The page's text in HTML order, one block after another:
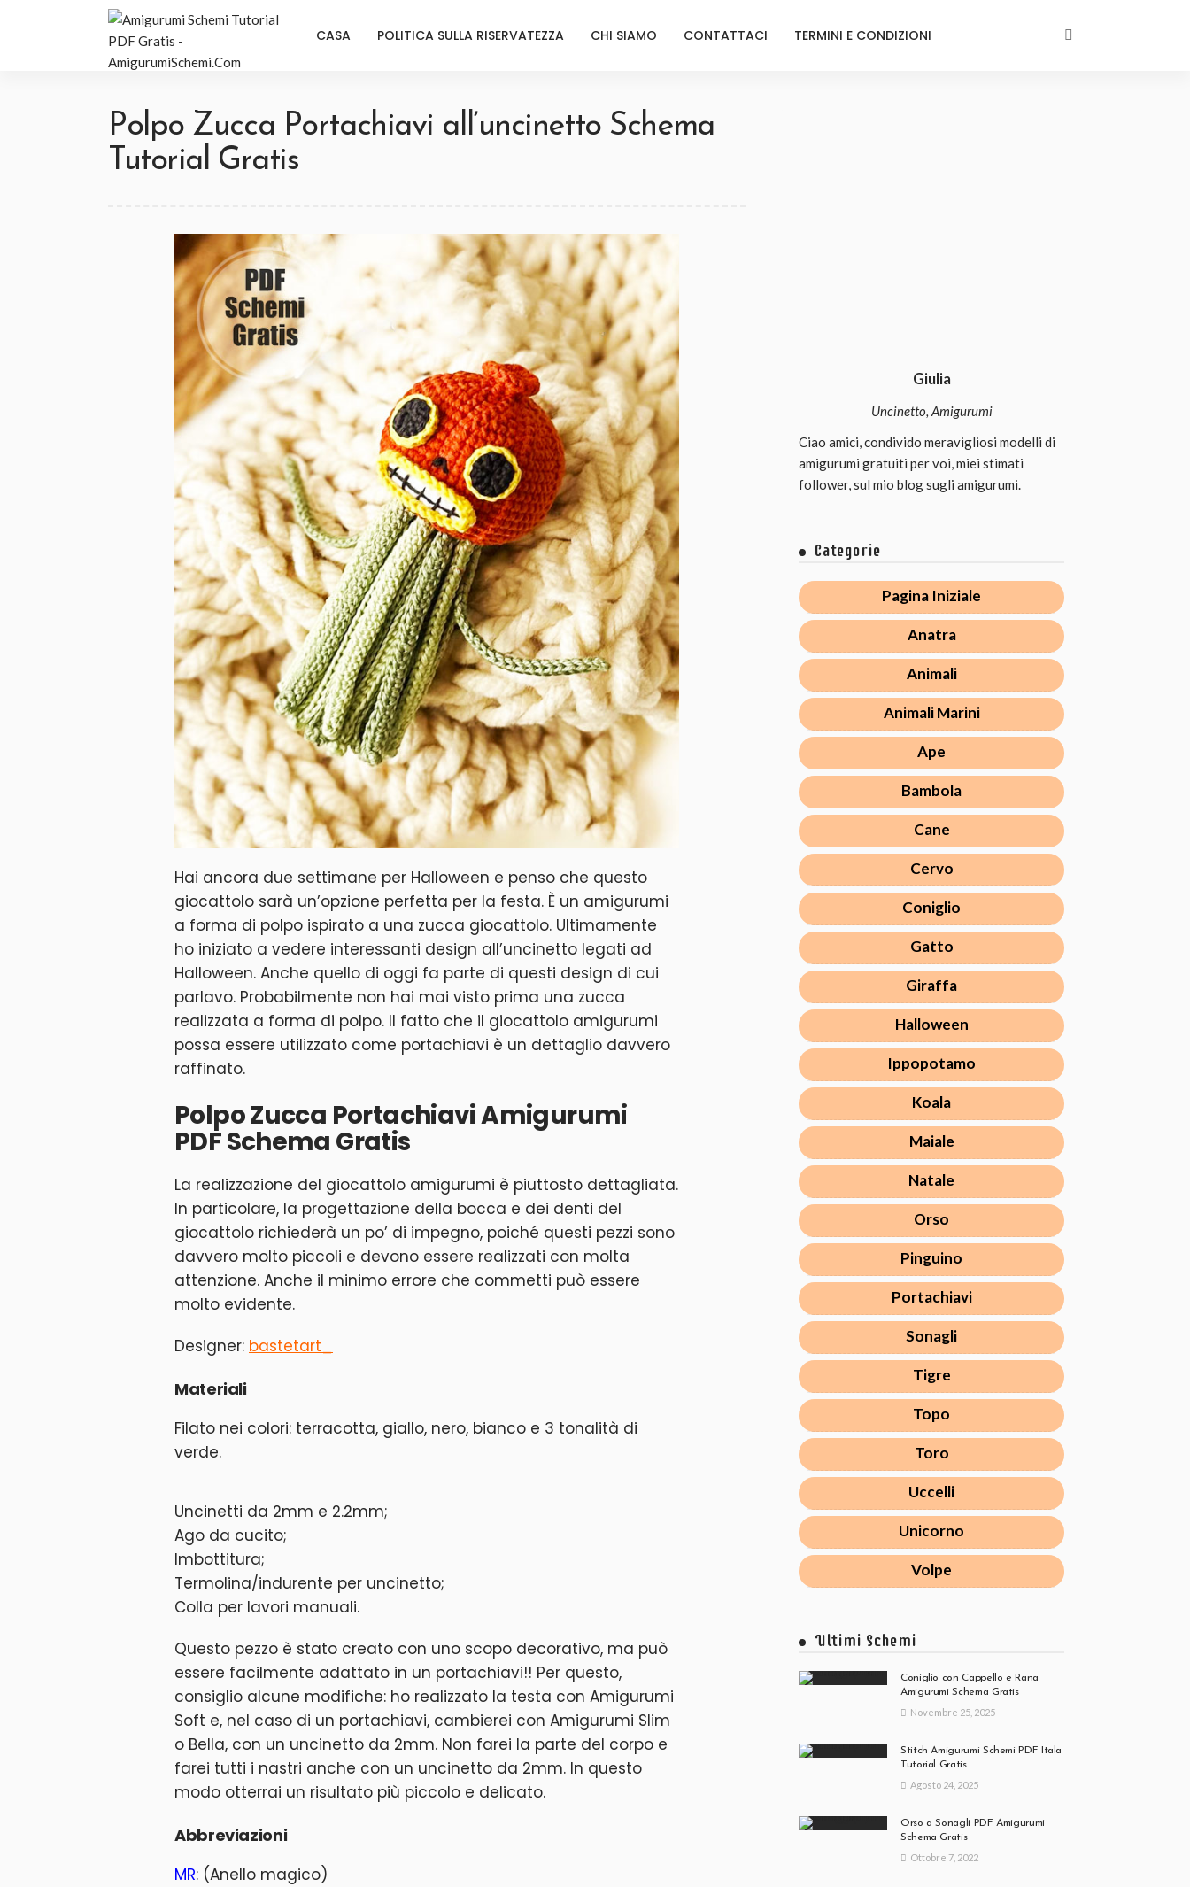
CASA POLITICA SULLA RISERVATEZZA CHI SIAMO CONTATTACI TERMINI E CONDIZIONI
Polpo Zucca Portachiavi all’uncinetto Schema
Tutorial Gratis
Hai ancora due settimane per Halloween e penso che questo
giocattolo sarà un’opzione perfetta per la festa. È un amigurumi
a forma di polpo ispirato a una zucca giocattolo. Ultimamente
ho iniziato a vedere interessanti design all’uncinetto legati ad
Halloween. Anche quello di oggi fa parte di questi design di cui
parlavo. Probabilmente non hai mai visto prima una zucca
realizzata a forma di polpo. Il fatto che il giocattolo amigurumi
possa essere utilizzato come portachiavi è un dettaglio davvero
raffinato.
Polpo Zucca Portachiavi Amigurumi
PDF Schema Gratis
La realizzazione del giocattolo amigurumi è piuttosto dettagliata.
In particolare, la progettazione della bocca e dei denti del
giocattolo richiederà un po’ di impegno, poiché questi pezzi sono
davvero molto piccoli e devono essere realizzati con molta
attenzione. Anche il minimo errore che commetti può essere
molto evidente.
Designer: bastetart_
Materiali
Filato nei colori: terracotta, giallo, nero, bianco e 3 tonalità di
verde.
Uncinetti da 2mm e 2.2mm;
Ago da cucito;
Imbottitura;
Termolina/indurente per uncinetto;
Colla per lavori manuali.
Questo pezzo è stato creato con uno scopo decorativo, ma può
essere facilmente adattato in un portachiavi!! Per questo,
consiglio alcune modifiche: ho realizzato la testa con Amigurumi
Soft e, nel caso di un portachiavi, cambierei con Amigurumi Slim
o Bella, con un uncinetto da 2mm. Non farei la parte del corpo e
farei tutti i nastri anche con un uncinetto da 2mm. In questo
modo otterrai un risultato più piccolo e delicato.
Abbreviazioni
MR: (Anello magico)
Giulia
Uncinetto, Amigurumi
Ciao amici, condivido meravigliosi modelli di
amigurumi gratuiti per voi, miei stimati
follower, sul mio blog sugli amigurumi.
Categorie
Pagina Iniziale
Anatra
Animali
Animali Marini
Ape
Bambola
Cane
Cervo
Coniglio
Gatto
Giraffa
Halloween
Ippopotamo
Koala
Maiale
Natale
Orso
Pinguino
Portachiavi
Sonagli
Tigre
Topo
Toro
Uccelli
Unicorno
Volpe
Ultimi Schemi
Coniglio con Cappello e Rana
Amigurumi Schema Gratis
Novembre 25, 2025
Stitch Amigurumi Schemi PDF Itala
Tutorial Gratis
Agosto 24, 2025
Orso a Sonagli PDF Amigurumi
Schema Gratis
Ottobre 7, 2022